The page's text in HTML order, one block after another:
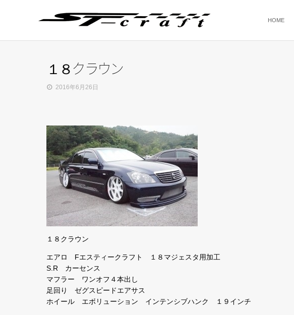
HOME
１８クラウン
2016年6月26日
１８クラウン
エアロ Fエスティークラフト １８マジェスタ用加工
S.R カーセンス
マフラー ワンオフ４本出し
足回り ゼグスピードエアサス
ホイール エボリューション インテンシブハンク １９インチ